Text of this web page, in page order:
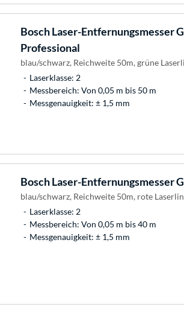
BoschLaser-Entfernungsmesser
Professional
blau/schwarz, Reichweite 50m, grüne
Laserklasse: 2
Messbereich: Von 0,05 m bis 50 m
Messgenauigkeit: ± 1,5 mm
BoschLaser-Entfernungsmesser
blau/schwarz, Reichweite 50m, rote
Laserklasse: 2
Messbereich: Von 0,05 m bis 40 m
Messgenauigkeit: ± 1,5 mm